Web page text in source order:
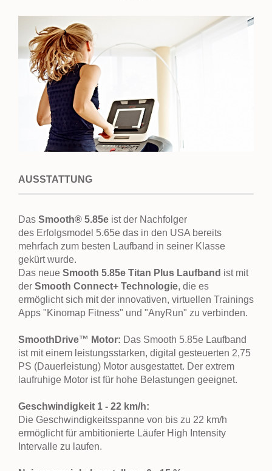
AUSSTATTUNG
Das Smooth® 5.85e ist der Nachfolger
des Erfolgsmodel 5.65e das in den USA bereits
mehrfach zum besten Laufband in seiner Klasse
gekürt wurde.
Das neue Smooth 5.85e Titan Plus Laufband ist mit
der Smooth Connect+ Technologie, die es
ermöglicht sich mit der innovativen, virtuellen Trainings
Apps "Kinomap Fitness" und "AnyRun" zu verbinden.
SmoothDrive™ Motor: Das Smooth 5.85e Laufband
ist mit einem leistungsstarken, digital gesteuerten 2,75
PS (Dauerleistung) Motor ausgestattet. Der extrem
laufruhige Motor ist für hohe Belastungen geeignet.
Geschwindigkeit 1 - 22 km/h:
Die Geschwindigkeitsspanne von bis zu 22 km/h
ermöglicht für ambitionierte Läufer High Intensity
Intervalle zu laufen.